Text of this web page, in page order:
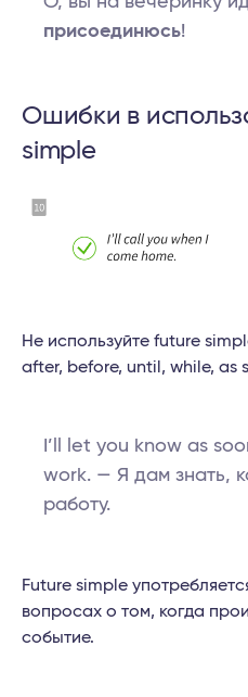
присоединюсь!
Ошибки в
simple
Не используйте future
after, before, until, while, as
I’ll let you know as
work. — Я дам знать,
работу.
Future simple
вопросах о том, когда
событие.